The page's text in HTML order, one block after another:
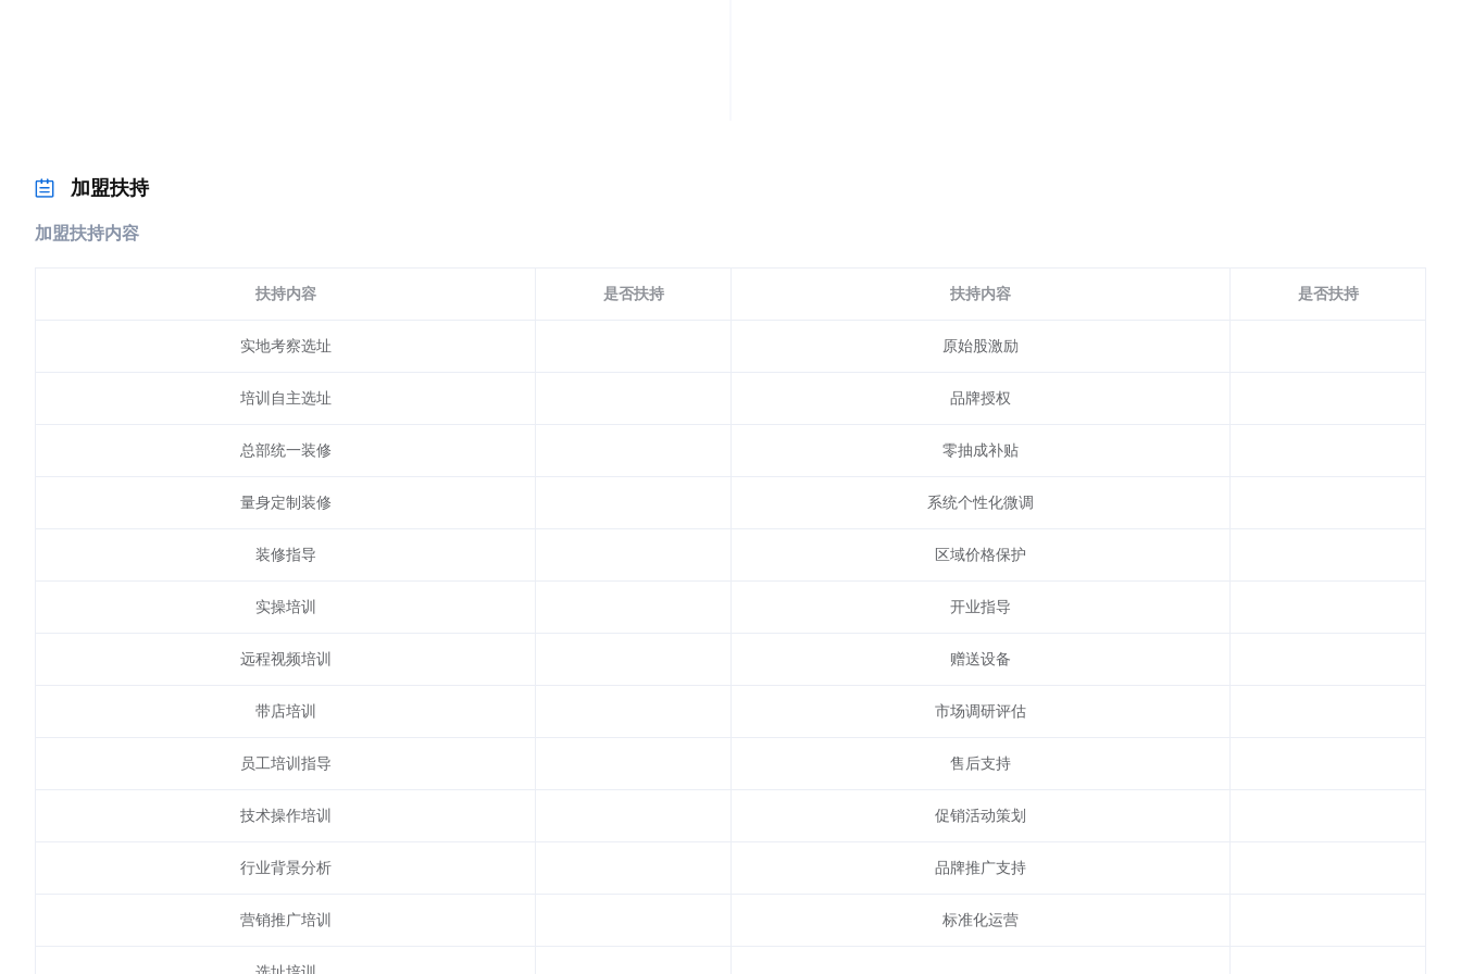
加盟扶持
加盟扶持内容
扶持内容 是否扶持 扶持内容 是否扶持
实地考察选址 原始股激励
培训自主选址 品牌授权
总部统一装修 零抽成补贴
量身定制装修 系统个性化微调
装修指导 区域价格保护
实操培训 开业指导
远程视频培训 赠送设备
带店培训 市场调研评估
员工培训指导 售后支持
技术操作培训 促销活动策划
行业背景分析 品牌推广支持
营销推广培训 标准化运营